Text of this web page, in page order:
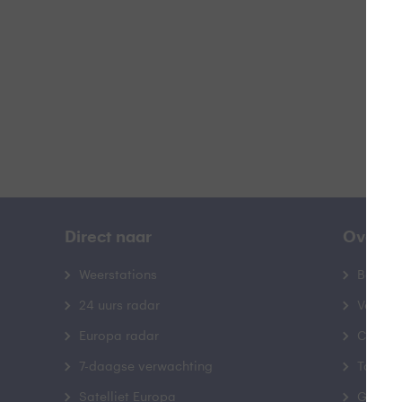
Direct naar
Weerstations
24 uurs radar
Europa radar
7-daagse verwachting
Satelliet Europa
Over
Contact